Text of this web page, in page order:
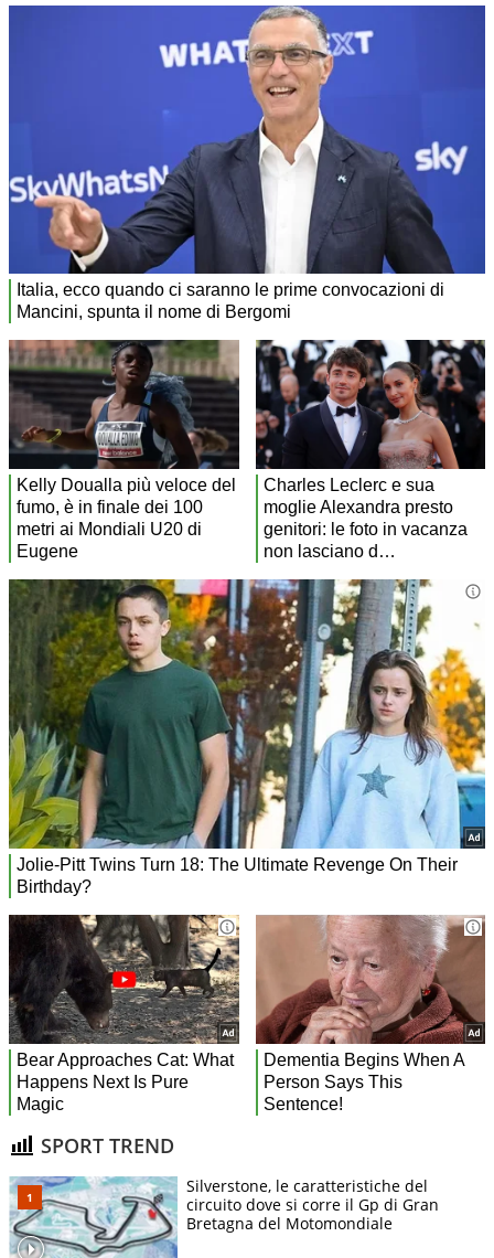
SPORT TREND
Silverstone, le caratteristiche del
circuito dove si corre il Gp di Gran
Bretagna del Motomondiale